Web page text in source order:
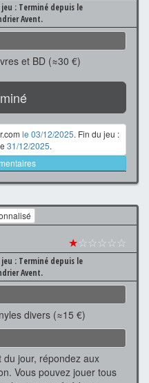
: Terminé depuis le
Avent.
et BD (≈30 €)
le 03/12/2025. Fin du jeu :
31/12/2025.
★☆☆☆☆☆
: Terminé depuis le
Avent.
divers (≈15 €)
jour, répondez aux
Vous pouvez jouer tous